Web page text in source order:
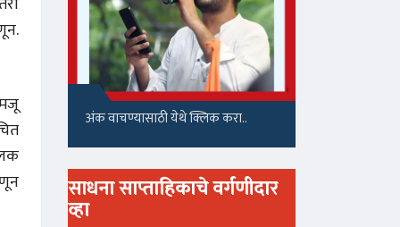
अंक वाचण्यासाठी येथे क्लिक करा..
साधना साप्ताहिकाचे वर्गणीदार
व्हा